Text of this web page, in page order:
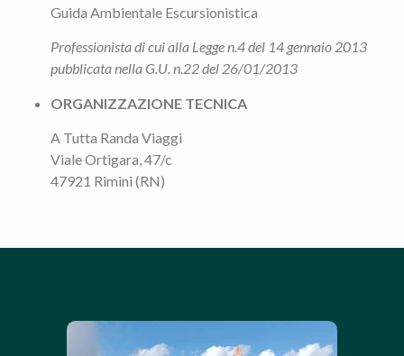
Guida Ambientale Escursionistica
Professionista di cui alla Legge n.4 del 14 gennaio 2013
pubblicata nella G.U. n.22 del 26/01/2013
ORGANIZZAZIONE TECNICA
A Tutta Randa Viaggi
Viale Ortigara, 47/c
47921 Rimini (RN)